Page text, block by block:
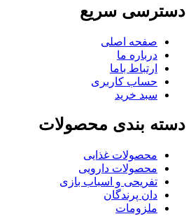
دسترسی سریع
صفحه اصلی
درباره ما
ارتباط باما
حساب کاربری
سبد خرید
دسته بندی محصولات
محصولات غذایی
محصولات دارویی
تفریحی و اسباب بازی
دان پرندگان
ملزومات